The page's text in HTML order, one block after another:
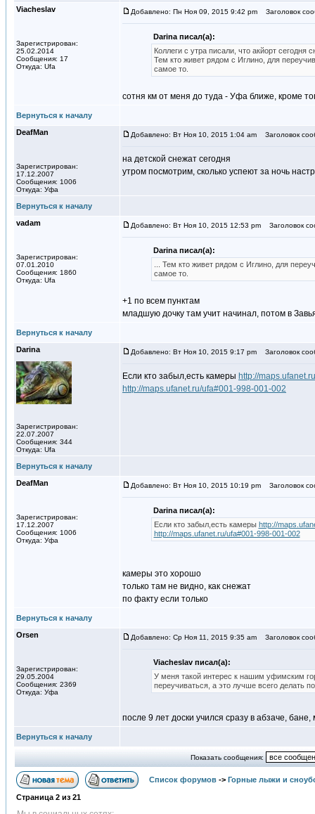
Viacheslav
Зарегистрирован:
25.02.2014
Сообщения: 17
Откуда: Ufa
Добавлено: Пн Ноя 09, 2015 9:42 pm Заголовок
Darina писал(а):
Коллеги с утра писали, что акйорт
Тем кто живет рядом с Иглино, для
самое то.
сотня км от меня до туда - Уфа ближе, кроме
Вернуться к началу
DeafMan
Зарегистрирован:
17.12.2007
Сообщения: 1006
Откуда: Уфа
Добавлено: Вт Ноя 10, 2015 1:04 am Заголовок
на детской снежат сегодня
утром посмотрим, сколько успеют за ночь
Вернуться к началу
vadam
Зарегистрирован:
07.01.2010
Сообщения: 1860
Откуда: Ufa
Добавлено: Вт Ноя 10, 2015 12:53 pm Заголовок
Darina писал(а):
... Тем кто живет рядом с Иглино, для
самое то.
+1 по всем пунктам
младшую дочку там учит начинал, потом в
Вернуться к началу
Darina
Зарегистрирован:
22.07.2007
Сообщения: 344
Откуда: Ufa
Добавлено: Вт Ноя 10, 2015 9:17 pm Заголовок
Если кто забыл,есть камеры http://
http://maps.ufanet.ru/ufa#001-998-001-002
Вернуться к началу
DeafMan
Зарегистрирован:
17.12.2007
Сообщения: 1006
Откуда: Уфа
Добавлено: Вт Ноя 10, 2015 10:19 pm Заголовок
Darina писал(а):
Если кто забыл,есть камеры http://
http://maps.ufanet.ru/ufa#001-998-001-002
камеры это хорошо
только там не видно, как снежат
по факту если только
Вернуться к началу
Orsen
Зарегистрирован:
29.05.2004
Сообщения: 2369
Откуда: Уфа
Добавлено: Ср Ноя 11, 2015 9:35 am Заголовок
Viacheslav писал(а):
У меня такой интерес к нашим уфимским
переучиваться, а это лучше всего делать
после 9 лет доски учился сразу в абзаче,
Вернуться к началу
Показать сообщения:
Список форумов -> Горные лыжи и
Страница 2 из 21